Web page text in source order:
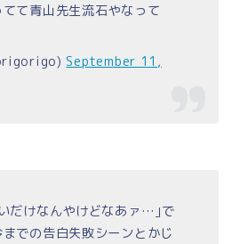
て青山先生流石やなって
September 11,
だけなんやけどなあァ…｣で
での告白失敗シーンとかじ